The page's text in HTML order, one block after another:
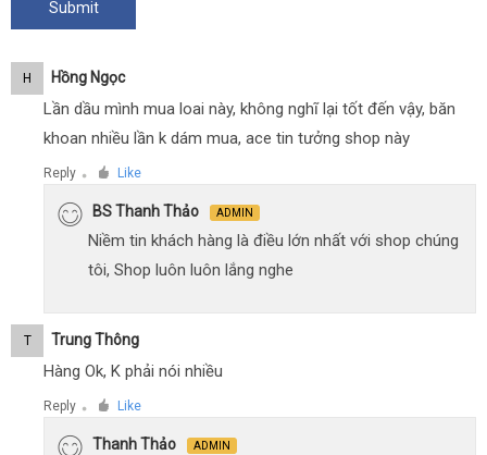
H Hồng Ngọc
Lần dầu mình mua loai này, không nghĩ lại tốt đến vậy, băn
khoan nhiều lần k dám mua, ace tin tưởng shop này
Reply ● Like
BS Thanh Thảo ADMIN
Niềm tin khách hàng là điều lớn nhất với shop chúng
tôi, Shop luôn luôn lắng nghe
T Trung Thông
Hàng Ok, K phải nói nhiều
Reply ● Like
Thanh Thảo ADMIN